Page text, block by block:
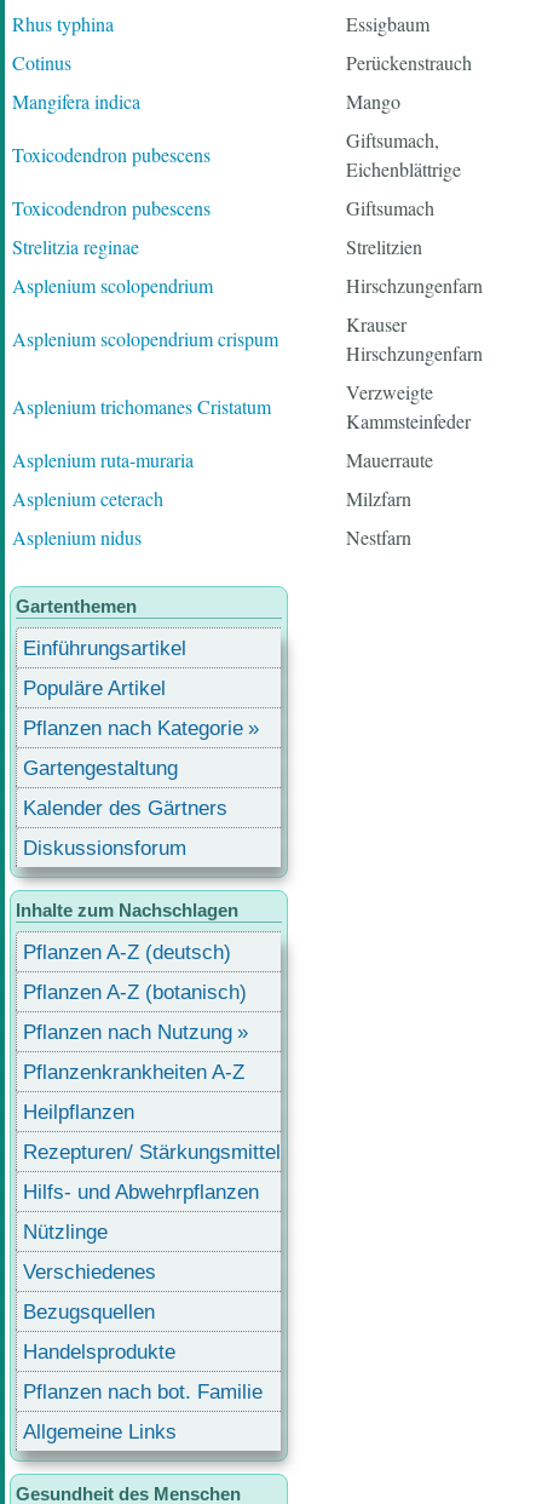
Rhus typhina
Essigbaum
Cotinus
Perückenstrauch
Mangifera indica
Mango
Toxicodendron pubescens
Giftsumach,
Eichenblättrige
Toxicodendron pubescens
Giftsumach
Strelitzia reginae
Strelitzien
Asplenium scolopendrium
Hirschzungenfarn
Asplenium scolopendrium crispum
Krauser
Hirschzungenfarn
Asplenium trichomanes Cristatum
Verzweigte
Kammsteinfeder
Asplenium ruta-muraria
Mauerraute
Asplenium ceterach
Milzfarn
Asplenium nidus
Nestfarn
Gartenthemen
Einführungsartikel
Populäre Artikel
Pflanzen nach Kategorie
Gartengestaltung
Kalender des Gärtners
Diskussionsforum
Inhalte zum Nachschlagen
Pflanzen A-Z (deutsch)
Pflanzen A-Z (botanisch)
Pflanzen nach Nutzung
Pflanzenkrankheiten A-Z
Heilpflanzen
Rezepturen/ Stärkungsmittel
Hilfs- und Abwehrpflanzen
Nützlinge
Verschiedenes
Bezugsquellen
Handelsprodukte
Pflanzen nach bot. Familie
Allgemeine Links
Gesundheit des Menschen